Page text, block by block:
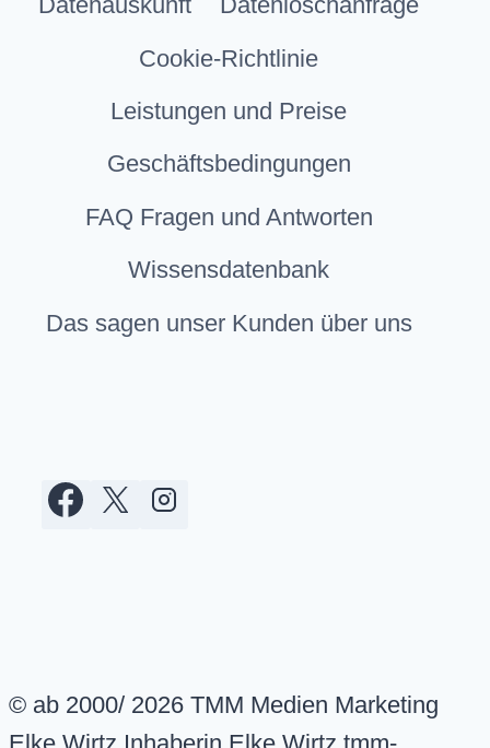
Cookie-Richtlinie
Leistungen und Preise
Geschäftsbedingungen
FAQ Fragen und Antworten
Wissensdatenbank
Das sagen unser Kunden über uns
© ab 2000/ 2026 TMM Medien Marketing